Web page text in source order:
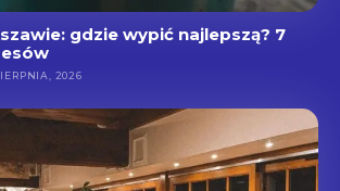
gdzie wypić najlepszą? 7
2026